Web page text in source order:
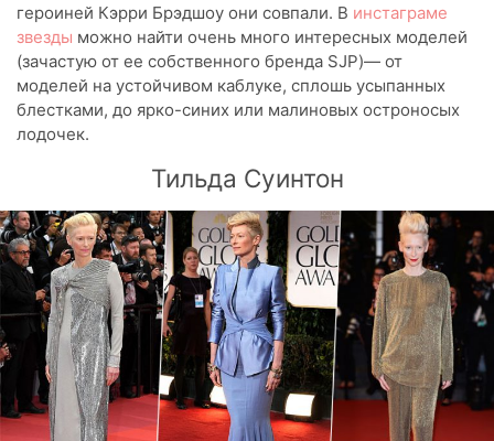
героиней Кэрри Брэдшоу они совпали. В инстаграме
звезды можно найти очень много интересных моделей
(зачастую от ее собственного бренда SJP)— от
моделей на устойчивом каблуке, сплошь усыпанных
блестками, до ярко-синих или малиновых остроносых
лодочек.
Тильда Суинтон